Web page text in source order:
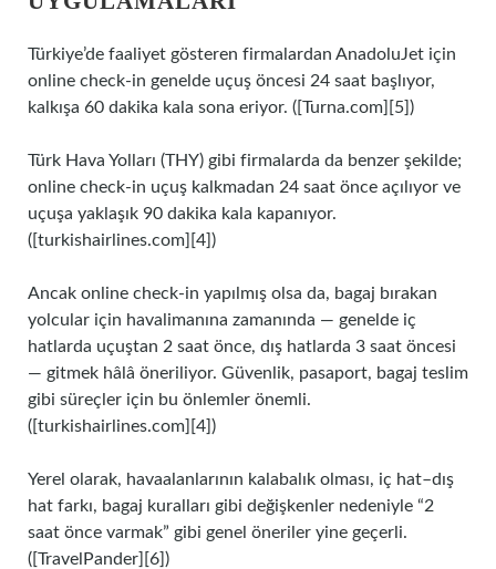
Türkiye’de faaliyet gösteren firmalardan AnadoluJet için
online check‑in genelde uçuş öncesi 24 saat başlıyor,
kalkışa 60 dakika kala sona eriyor. ([Turna.com][5])
Türk Hava Yolları (THY) gibi firmalarda da benzer şekilde;
online check‑in uçuş kalkmadan 24 saat önce açılıyor ve
uçuşa yaklaşık 90 dakika kala kapanıyor.
([turkishairlines.com][4])
Ancak online check‑in yapılmış olsa da, bagaj bırakan
yolcular için havalimanına zamanında — genelde iç
hatlarda uçuştan 2 saat önce, dış hatlarda 3 saat öncesi
— gitmek hâlâ öneriliyor. Güvenlik, pasaport, bagaj teslim
gibi süreçler için bu önlemler önemli.
([turkishairlines.com][4])
Yerel olarak, havaalanlarının kalabalık olması, iç hat–dış
hat farkı, bagaj kuralları gibi değişkenler nedeniyle “2
saat önce varmak” gibi genel öneriler yine geçerli.
([TravelPander][6])